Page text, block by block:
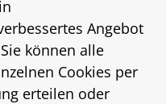
Angebot
können alle
Cookies per
erteilen oder